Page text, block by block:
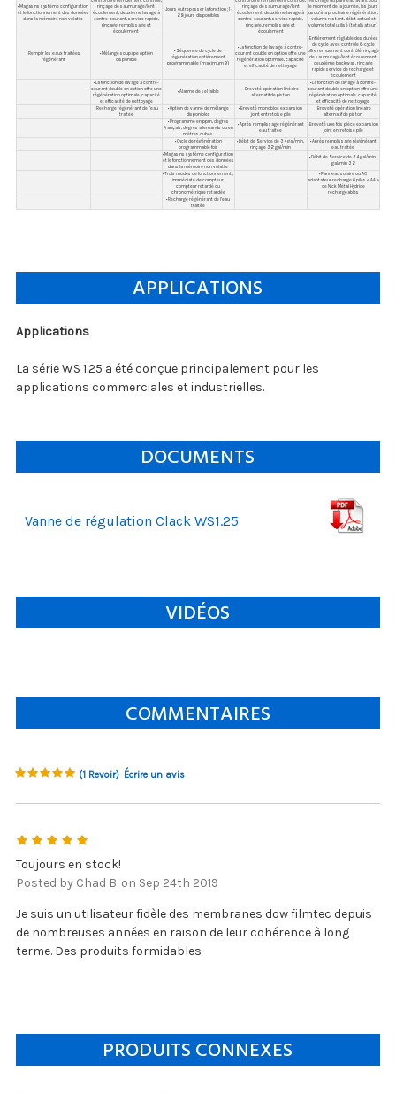
• Magasins système configuration
et le fonctionnement des données
dans la mémoire non volatile
rinçage de saumurage/lent
écoulement, deuxième lavage à
contre-courant, service rapide,
rinçage, remplissage et
écoulement
• Jours outrepasser la fonction ; 1 –
28 jours disponibles
rinçage de saumurage/lent
écoulement, deuxième lavage à
contre-courant, service rapide,
rinçage, remplissage et
écoulement
le moment de la journée, les jours
jusqu'à la prochaine régénération,
volume restant, débit actuel et
volume total utilisé (totalisateur)
• Remplir les eaux traitées
régénérant
• Mélange soupape option
disponible
• Séquence de cycle de
régénération entièrement
programmable (maximum 9)
• La fonction de lavage à contre-
courant double en option offre une
régénération optimale, capacité
et efficacité de nettoyage
• Entièrement réglable des durées
de cycle avec contrôle 6-cycle
offre remuement contrôlé, rinçage
de saumurage/lent écoulement,
deuxième backwas, rinçage
rapide service de recharge et
écoulement
• La fonction de lavage à contre-
courant double en option offre une
régénération optimale, capacité
et efficacité de nettoyage
• Alarme de sel faible
• Breveté opération linéaire
alternatif de piston
• La fonction de lavage à contre-
courant double en option offre une
régénération optimale, capacité
et efficacité de nettoyage
• Recharge régénérant de l’eau
traitée
• Option de vanne de mélange
disponibles
• Breveté monobloc expansion
joint entretoise pile
• Breveté opération linéaire
alternatif de piston
• Programme en ppm, degrés
Français, degrés allemands ou en
mètres cubes
• Après remplissage régénérant
eau traitée
• Breveté une fois pièce expansion
joint entretoise pile
• Cycle de régénération
programmable fois
• Débit de Service de 34 gal/min,
rinçage 32 gal/min
• Après remplissage régénérant
eau traitée
• Magasins système configuration
et le fonctionnement des données
dans la mémoire non volatile
• Débit de Service de 34 gal/min,
gal/min 32
• Trois modes de fonctionnement ;
immédiate de compteur,
compteur retardé ou
chronométrique retardée
• Panneau solaire ou AC
adaptateur recharge 6 piles « AA »
de Nick Métal Hydride
rechargeables
• Recharge régénérant de l’eau
traitée
APPLICATIONS
Applications
La série WS 1.25 a été conçue principalement pour les
applications commerciales et industrielles.
DOCUMENTS
Vanne de régulation Clack WS1.25
VIDÉOS
COMMENTAIRES
(1 Revoir) Écrire un avis
Toujours en stock!
Posted by Chad B. on Sep 24th 2019
Je suis un utilisateur fidèle des membranes dow filmtec depuis
de nombreuses années en raison de leur cohérence à long
terme. Des produits formidables
PRODUITS CONNEXES